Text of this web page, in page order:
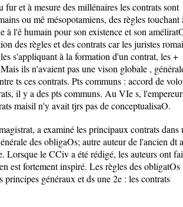
et à mesure des millénaires les contrats sont
ou mê mésopotamiens, des règles touchant
l'ê humain pour son existence et son
des règles et des contrats car les juristes
s'appliquant à la formation d'un contrat, les +
ils n'avaient pas une vison globale ,
ts ces contrats. Pts communs : accord de
il y a des pts communs. Au VIe s, l'empereur
maisil n'y avait tjrs pas de conceptualisaO.
a examiné les principaux contrats dans
des obligaOs; autre auteur de l'ancien dt
Lorsque le CCiv a été rédigé, les auteurs ont
est fortement inspiré. Les règles des obligatOs
généraux et ds une 2e : les contrats